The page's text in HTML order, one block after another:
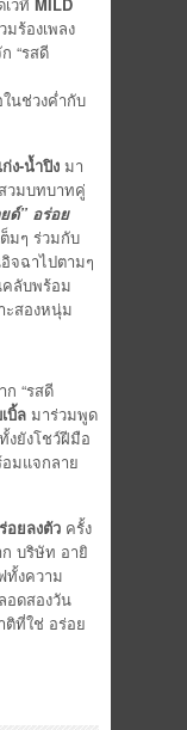
มร้องเพลง
“รสดี
นช่วงค่ำกับ
เก่ง-น้ำปิง มา
วมบทบาทคู่
ด์” อร่อย
มๆ ร่วมกับ
จฉาไปตามๆ
ลับพร้อม
ะสองหนุ่ม
ก “รสดี
บิ้ล มาร่วมพูด
งยังโชว์ฝีมือ
มแจกลาย
อยลงตัว ครั้ง
บริษัท อายิ
ทั้งความ
อดสองวัน
ติที่ใช่ อร่อย